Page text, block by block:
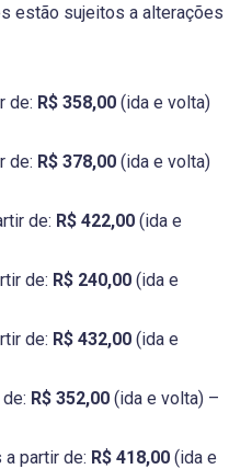
estão sujeitos a alterações
de: R$ 358,00 (ida e volta)
de: R$ 378,00 (ida e volta)
de: R$ 422,00 (ida e
de: R$ 240,00 (ida e
de: R$ 432,00 (ida e
R$ 352,00 (ida e volta) –
partir de: R$ 418,00 (ida e